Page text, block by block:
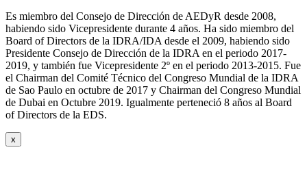
Es miembro del Consejo de Dirección de AEDyR desde 2008,
habiendo sido Vicepresidente durante 4 años. Ha sido miembro del
Board of Directors de la IDRA/IDA desde el 2009, habiendo sido
Presidente Consejo de Dirección de la IDRA en el periodo 2017-
2019, y también fue Vicepresidente 2º en el periodo 2013-2015. Fue
el Chairman del Comité Técnico del Congreso Mundial de la IDRA
de Sao Paulo en octubre de 2017 y Chairman del Congreso Mundial
de Dubai en Octubre 2019. Igualmente perteneció 8 años al Board
of Directors de la EDS.
x